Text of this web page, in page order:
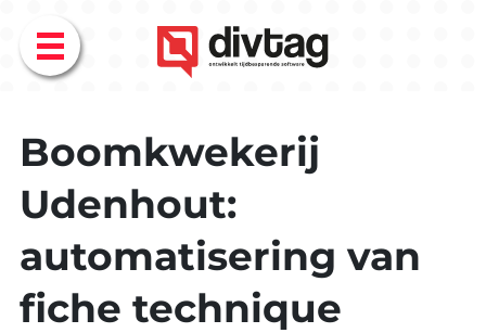
Menu
Boomkwekerij
Udenhout:
automatisering van
fiche technique